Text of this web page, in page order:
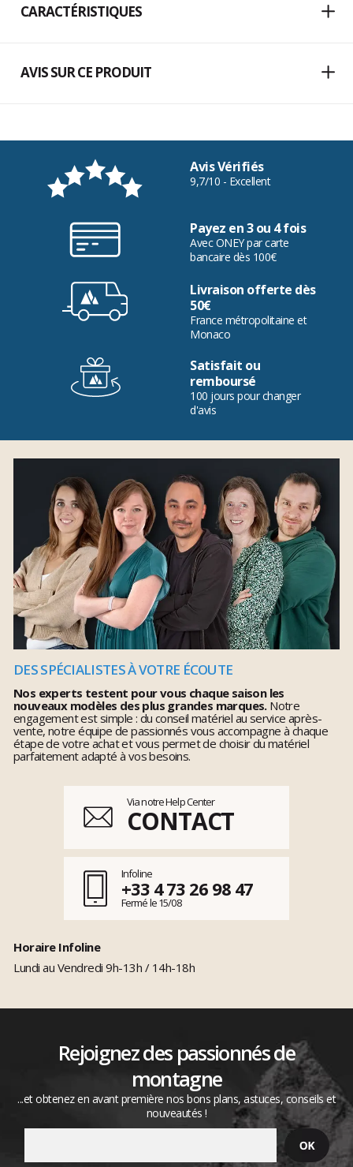
CARACTÉRISTIQUES
AVIS SUR CE PRODUIT
Avis Vérifiés
9,7/10 - Excellent
Payez en 3 ou 4 fois
Avec ONEY par carte
bancaire dès 100€
Livraison offerte dès
50€
France métropolitaine et
Monaco
Satisfait ou
remboursé
100 jours pour changer
d'avis
DES SPÉCIALISTES À VOTRE ÉCOUTE
Nos experts testent pour vous chaque saison les
nouveaux modèles des plus grandes marques.Notre
engagement est simple : du conseil matériel au service après-
vente, notre équipe de passionnés vous accompagne à chaque
étape de votre achat et vous permet de choisir du matériel
parfaitement adapté à vos besoins.
Via notre Help Center
CONTACT
Infoline
+33 4 73 26 98 47
Fermé le 15/08
Horaire Infoline
Lundi au Vendredi 9h-13h / 14h-18h
Rejoignez des passionnés de
montagne
...et obtenez en avant première nos bons plans, astuces, conseils et
nouveautés !